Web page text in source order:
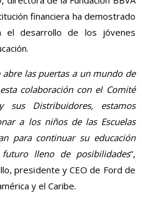
financiera ha demostrado
el desarrollo de los jóvenes
abre las puertas a un mundo de
colaboración con el Comité
Distribuidores, estamos
a los niños de las Escuelas
para continuar su educación
lleno de posibilidades”,
presidente y CEO de Ford de
y el Caribe.